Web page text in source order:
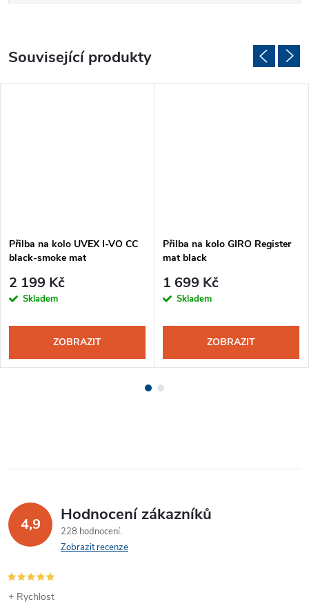
Související produkty
Přilba na kolo UVEX I-VO CC
black-smoke mat
2 199 Kč
Skladem
ZOBRAZIT
Přilba na kolo GIRO Register
mat black
1 699 Kč
Skladem
ZOBRAZIT
4,9 Hodnocení zákazníků
228 hodnocení
Zobrazit recenze
+ Rychlost